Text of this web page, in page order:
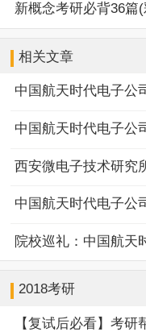
新概念考研必背36篇
相关文章
中国航天时代电子公
中国航天时代电子公
中国航天时代电子公
院校巡礼：中国航天
2018考研
【复试后必看】考研